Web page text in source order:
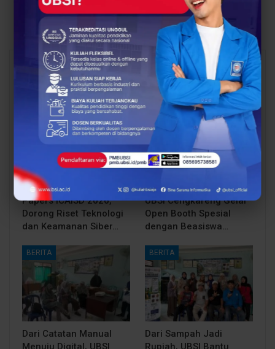
Blockchain
All
You Might Also Like
BERITA
UBSI Buka Call for
Papers ICAISD 2026,
Dorong Riset Teknologi
dan Keamanan Siber…
BERITA
Siap Kuliah Berkualitas?
UBSI Cengkareng Gelar
Open Booth Spesial
dengan Beasiswa…
BERITA
Dari Catatan Manual
Menuju Digital, UBSI
BERITA
Dari Sampah Jadi
Rupiah, UBSI Bantu